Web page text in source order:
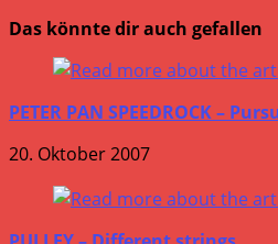
Das könnte dir auch gefallen
PETER PAN SPEEDROCK –
20. Oktober 2007